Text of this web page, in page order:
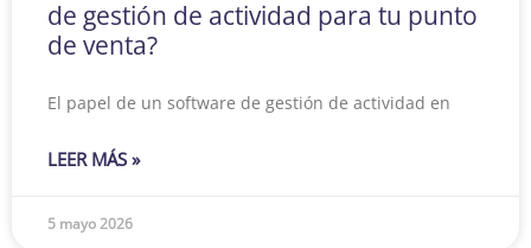
de gestión de actividad para tu punto
de venta?
El papel de un software de gestión de actividad en
LEER MÁS »
5 mayo 2026